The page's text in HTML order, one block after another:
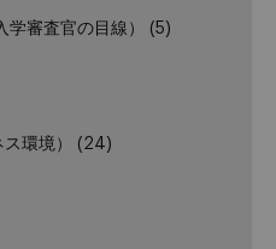
学審査官の目線）
(5)
環境）
(24)